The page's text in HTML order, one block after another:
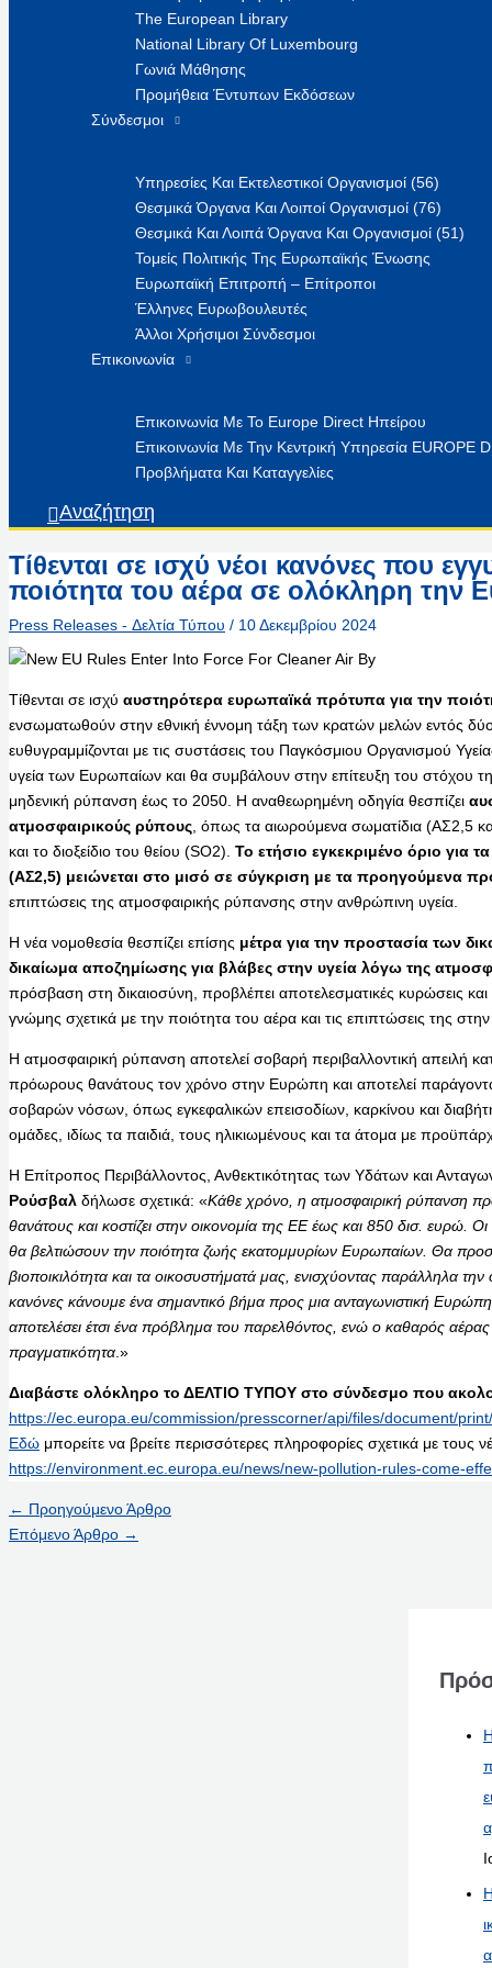
The European Library
National Library Of Luxembourg
Γωνιά Μάθησης
Προμήθεια Έντυπων Εκδόσεων
Σύνδεσμοι
Υπηρεσίες Και Εκτελεστικοί Οργανισμοί (56)
Θεσμικά Όργανα Και Λοιποί Οργανισμοί (76)
Θεσμικά Και Λοιπά Όργανα Και Οργανισμοί (51)
Τομείς Πολιτικής Της Ευρωπαϊκής Ένωσης
Ευρωπαϊκή Επιτροπή – Επίτροποι
Έλληνες Ευρωβουλευτές
Άλλοι Χρήσιμοι Σύνδεσμοι
Επικοινωνία
Επικοινωνία Με Το Europe Direct Ηπείρου
Επικοινωνία Με Την Κεντρική Υπηρεσία EUROPE
Προβλήματα Και Καταγγελίες
Αναζήτηση
Τίθενται σε ισχύ νέοι κανόνες που
ποιότητα του αέρα σε ολόκληρη
Press Releases - Δελτία Τύπου / 10 Δεκεμβρίου 2024
Τίθενται σε ισχύ αυστηρότερα ευρωπαϊκά πρότυπα για την
ενσωματωθούν στην εθνική έννομη τάξη των κρατών μελών εντός
ευθυγραμμίζονται με τις συστάσεις του Παγκόσμιου Οργανισμού
υγεία των Ευρωπαίων και θα συμβάλουν στην επίτευξη του στόχου
μηδενική ρύπανση έως το 2050. Η αναθεωρημένη οδηγία θεσπίζει
ατμοσφαιρικούς ρύπους , όπως τα αιωρούμενα σωματίδια (ΑΣ2,5
και το διοξείδιο του θείου (SO2). Το ετήσιο εγκεκριμένο όριο για
(ΑΣ2,5) μειώνεται στο μισό σε σύγκριση με τα προηγούμενα
επιπτώσεις της ατμοσφαιρικής ρύπανσης στην ανθρώπινη υγεία.
Η νέα νομοθεσία θεσπίζει επίσης μέτρα για την προστασία των
δικαίωμα αποζημίωσης για βλάβες στην υγεία λόγω της
πρόσβαση στη δικαιοσύνη, προβλέπει αποτελεσματικές κυρώσεις και
γνώμης σχετικά με την ποιότητα του αέρα και τις επιπτώσεις της
Η ατμοσφαιρική ρύπανση αποτελεί σοβαρή περιβαλλοντική απειλή
πρόωρους θανάτους τον χρόνο στην Ευρώπη και αποτελεί
σοβαρών νόσων, όπως εγκεφαλικών επεισοδίων, καρκίνου και
ομάδες, ιδίως τα παιδιά, τους ηλικιωμένους και τα άτομα με
Η Επίτροπος Περιβάλλοντος, Ανθεκτικότητας των Υδάτων και
Ρούσβαλ δήλωσε σχετικά: «Κάθε χρόνο, η ατμοσφαιρική ρύπανση
θανάτους και κοστίζει στην οικονομία της ΕΕ έως και 850 δισ. ευρώ.
θα βελτιώσουν την ποιότητα ζωής εκατομμυρίων Ευρωπαίων. Θα
βιοποικιλότητα και τα οικοσυστήματά μας, ενισχύοντας παράλληλα
κανόνες κάνουμε ένα σημαντικό βήμα προς μια ανταγωνιστική
αποτελέσει έτσι ένα πρόβλημα του παρελθόντος, ενώ ο καθαρός αέρας
πραγματικότητα .»
Διαβάστε ολόκληρο το ΔΕΛΤΙΟ ΤΥΠΟΥ στο σύνδεσμο που
https://ec.europa.eu/commission/presscorner/api/files/document/
Εδώ μπορείτε να βρείτε περισσότερες πληροφορίες σχετικά με τους
https://environment.ec.europa.eu/news/new-pollution-rules-come-
← Προηγούμενο Άρθρο
Επόμενο Άρθρο →